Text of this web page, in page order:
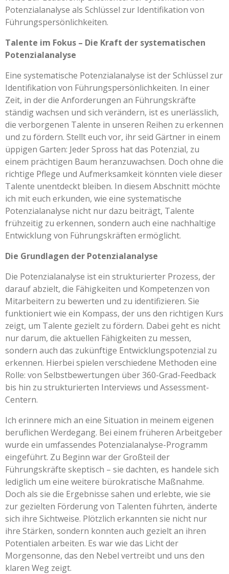
Potenzialanalyse als Schlüssel zur Identifikation von
Führungspersönlichkeiten.
Talente im Fokus – Die Kraft der systematischen
Potenzialanalyse
Eine systematische Potenzialanalyse ist der Schlüssel zur
Identifikation von Führungspersönlichkeiten. In einer
Zeit, in der die Anforderungen an Führungskräfte
ständig wachsen und sich verändern, ist es unerlässlich,
die verborgenen Talente in unseren Reihen zu erkennen
und zu fördern. Stellt euch vor, ihr seid Gärtner in einem
üppigen Garten: Jeder Spross hat das Potenzial, zu
einem prächtigen Baum heranzuwachsen. Doch ohne die
richtige Pflege und Aufmerksamkeit könnten viele dieser
Talente unentdeckt bleiben. In diesem Abschnitt möchte
ich mit euch erkunden, wie eine systematische
Potenzialanalyse nicht nur dazu beiträgt, Talente
frühzeitig zu erkennen, sondern auch eine nachhaltige
Entwicklung von Führungskräften ermöglicht.
Die Grundlagen der Potenzialanalyse
Die Potenzialanalyse ist ein strukturierter Prozess, der
darauf abzielt, die Fähigkeiten und Kompetenzen von
Mitarbeitern zu bewerten und zu identifizieren. Sie
funktioniert wie ein Kompass, der uns den richtigen Kurs
zeigt, um Talente gezielt zu fördern. Dabei geht es nicht
nur darum, die aktuellen Fähigkeiten zu messen,
sondern auch das zukünftige Entwicklungspotenzial zu
erkennen. Hierbei spielen verschiedene Methoden eine
Rolle: von Selbstbewertungen über 360-Grad-Feedback
bis hin zu strukturierten Interviews und Assessment-
Centern.
Ich erinnere mich an eine Situation in meinem eigenen
beruflichen Werdegang. Bei einem früheren Arbeitgeber
wurde ein umfassendes Potenzialanalyse-Programm
eingeführt. Zu Beginn war der Großteil der
Führungskräfte skeptisch – sie dachten, es handele sich
lediglich um eine weitere bürokratische Maßnahme.
Doch als sie die Ergebnisse sahen und erlebte, wie sie
zur gezielten Förderung von Talenten führten, änderte
sich ihre Sichtweise. Plötzlich erkannten sie nicht nur
ihre Stärken, sondern konnten auch gezielt an ihren
Potentialen arbeiten. Es war wie das Licht der
Morgensonne, das den Nebel vertreibt und uns den
klaren Weg zeigt.